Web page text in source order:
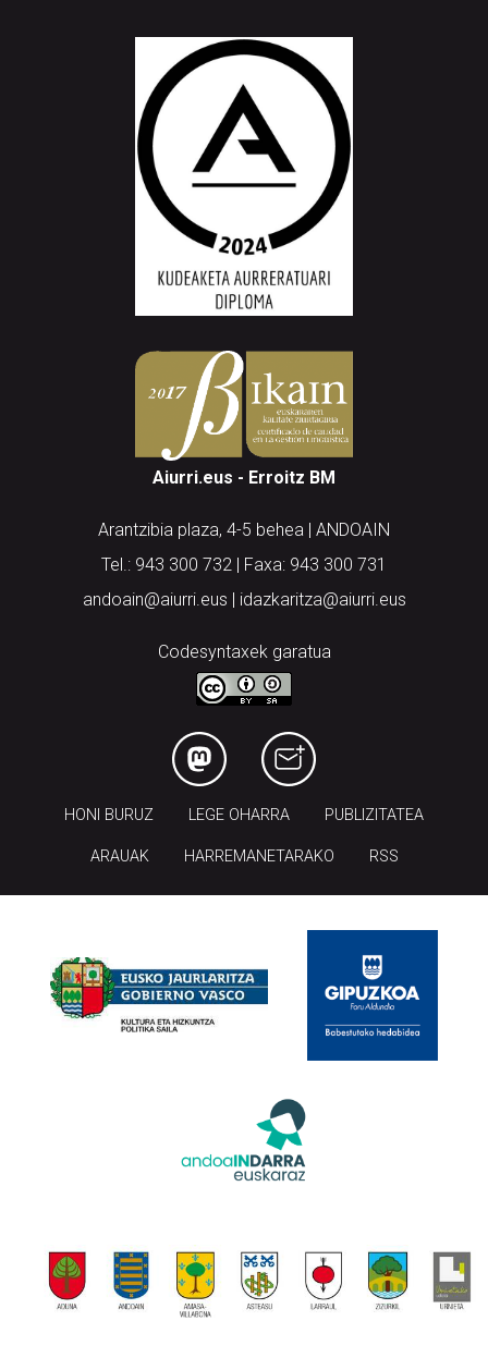
Aiurri.eus - Erroitz BM
Arantzibia plaza, 4-5 behea | ANDOAIN
Tel.: 943 300 732 | Faxa: 943 300 731
andoain@aiurri.eus | idazkaritza@aiurri.eus
Codesyntaxek garatua
HONI BURUZ LEGE OHARRA PUBLIZITATEA
ARAUAK HARREMANETARAKO RSS